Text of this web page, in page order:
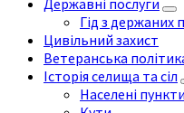
Гід з держаних
Цивільний захист
Ветеранська
Історія селища та сіл
Населені